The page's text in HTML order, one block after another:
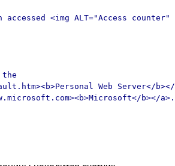
accessed <img ALT="Access
the
Web Server</
b></a>.